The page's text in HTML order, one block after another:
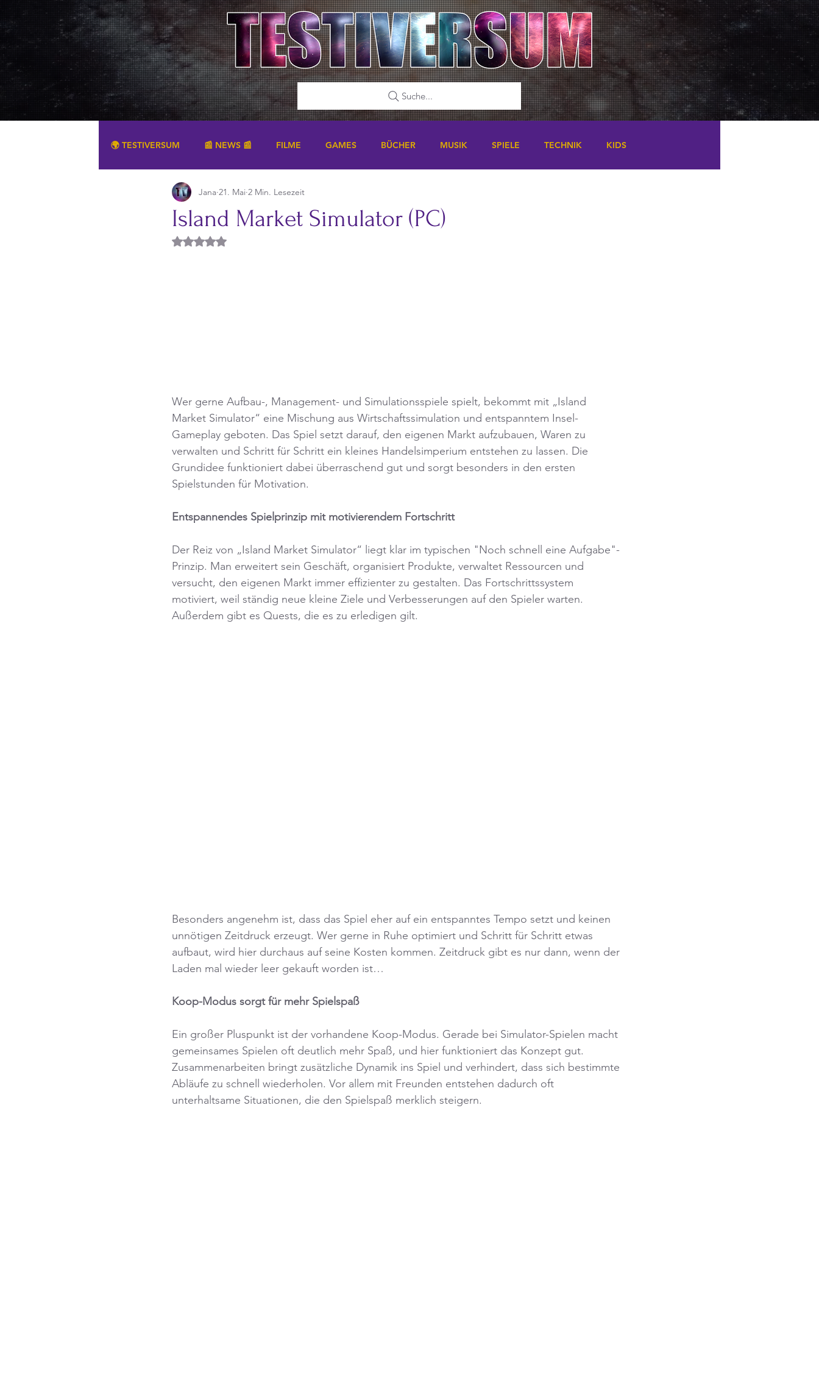
Suche...
🌍 TESTIVERSUM 📰 NEWS 📰 FILME GAMES BÜCHER MUSIK SPIELE TECHNIK KIDS
SONSTIGES
Island Market Simulator (PC)
Jana 21. Mai 2 Min. Lesezeit
Mit NaN von 5 Sternen bewertet.
Wer gerne Aufbau-, Management- und Simulationsspiele spielt, bekommt mit „Island
Market Simulator“ eine Mischung aus Wirtschaftssimulation und entspanntem Insel-
Gameplay geboten. Das Spiel setzt darauf, den eigenen Markt aufzubauen, Waren zu
verwalten und Schritt für Schritt ein kleines Handelsimperium entstehen zu lassen. Die
Grundidee funktioniert dabei überraschend gut und sorgt besonders in den ersten
Spielstunden für Motivation.
Entspannendes Spielprinzip mit motivierendem Fortschritt
Der Reiz von „Island Market Simulator“ liegt klar im typischen "Noch schnell eine Aufgabe"-
Prinzip. Man erweitert sein Geschäft, organisiert Produkte, verwaltet Ressourcen und
versucht, den eigenen Markt immer effizienter zu gestalten. Das Fortschrittssystem
motiviert, weil ständig neue kleine Ziele und Verbesserungen auf den Spieler warten.
Außerdem gibt es Quests, die es zu erledigen gilt.
Besonders angenehm ist, dass das Spiel eher auf ein entspanntes Tempo setzt und keinen
unnötigen Zeitdruck erzeugt. Wer gerne in Ruhe optimiert und Schritt für Schritt etwas
aufbaut, wird hier durchaus auf seine Kosten kommen. Zeitdruck gibt es nur dann, wenn der
Laden mal wieder leer gekauft worden ist…
Koop-Modus sorgt für mehr Spielspaß
Ein großer Pluspunkt ist der vorhandene Koop-Modus. Gerade bei Simulator-Spielen macht
gemeinsames Spielen oft deutlich mehr Spaß, und hier funktioniert das Konzept gut.
Zusammenarbeiten bringt zusätzliche Dynamik ins Spiel und verhindert, dass sich bestimmte
Abläufe zu schnell wiederholen. Vor allem mit Freunden entstehen dadurch oft
unterhaltsame Situationen, die den Spielspaß merklich steigern.